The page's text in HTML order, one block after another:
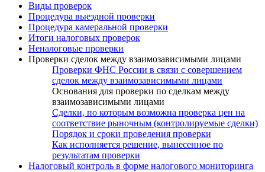
Виды проверок
Процедура выездной проверки
Процедура камеральной проверки
Итоги налоговых проверок
Неналоговые проверки
Проверки сделок между взаимозависимыми лицами
Проверки ФНС России в связи с совершением
сделок между взаимозависимыми лицами
Основания для проверки по сделкам между
взаимозависимыми лицами
Сделки, по которым возможна проверка цен на
соответствие рыночным (контролируемые сделки)
Порядок и сроки проведения проверки
Как исполняется решение, вынесенное по
результатам проверки
Налоговый контроль в форме налогового мониторинга